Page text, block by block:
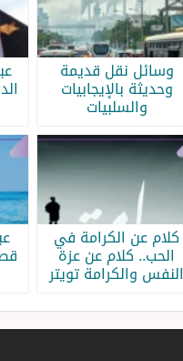
وسائل نقل قديمة
وحديثة بالإيجابيات
والسلبيات
كلام عن الكرامة في
الحب.. كلام عن عزة
النفس والكرامة تويتر